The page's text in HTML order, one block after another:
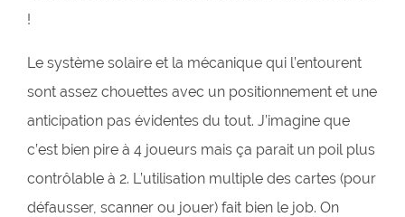
!
Le système solaire et la mécanique qui l’entourent
sont assez chouettes avec un positionnement et une
anticipation pas évidentes du tout. J’imagine que
c’est bien pire à 4 joueurs mais ça parait un poil plus
contrôlable à 2. L’utilisation multiple des cartes (pour
défausser, scanner ou jouer) fait bien le job. On